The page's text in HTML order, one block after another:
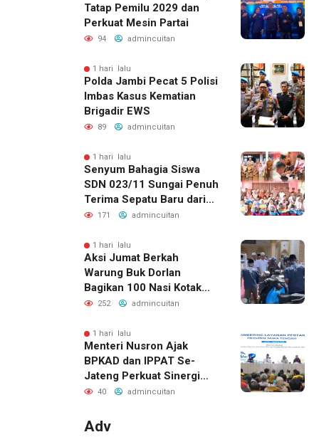
Tatap Pemilu 2029 dan
Perkuat Mesin Partai
94 admincuitan
1 hari lalu
Polda Jambi Pecat 5 Polisi
Imbas Kasus Kematian
Brigadir EWS
89 admincuitan
1 hari lalu
Senyum Bahagia Siswa
SDN 023/11 Sungai Penuh
Terima Sepatu Baru dari
Kapolres Kerinci
171 admincuitan
1 hari lalu
Aksi Jumat Berkah
Warung Buk Dorlan
Bagikan 100 Nasi Kotak
dan Jus Gratis
252 admincuitan
1 hari lalu
Menteri Nusron Ajak
BPKAD dan IPPAT Se-
Jateng Perkuat Sinergi
Wujudkan Transformasi
40 admincuitan
Adv